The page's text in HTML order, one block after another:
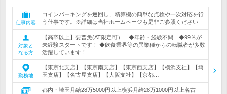
仕事内容
コインパーキングを巡回し、精算機の簡単な点検や一次対応を行
う仕事です。※詳細は当社ホームページも是非ご参照ください
対象と
なる方
【高卒以上】要普免(AT限定可） ◆年齢・経験不問 ◆99％が
未経験スタートです！ ◆飲食業界等の異業種からの転職者が多数
活躍しています！
勤務地
【東京北支店】【東京南支店】【東京西支店】【横浜支社】【埼
玉支店】【名古屋支店】【大阪支社】【京都…
都内・埼玉月給28万5000円以上横浜月給28万1000円以上名古